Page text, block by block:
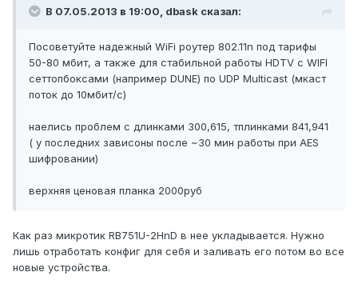
В 07.05.2013 в 19:00, dbask сказал:
Посоветуйте надежный WiFi роутер 802.11n под тарифы
50-80 мбит, а также для стабильной работы HDTV с WIFI
сеттопбоксами (например DUNE) по UDP Multicast (мкаст
поток до 10мбит/с)
наелись проблем с длинками 300,615, тплинками 841,941
( у последних зависоны после ~30 мин работы при AES
шифровании)
верхняя ценовая планка 2000руб
Как раз микротик RB751U-2HnD в нее укладывается. Нужно
лишь отработать конфиг для себя и заливать его потом во все
новые устройства.